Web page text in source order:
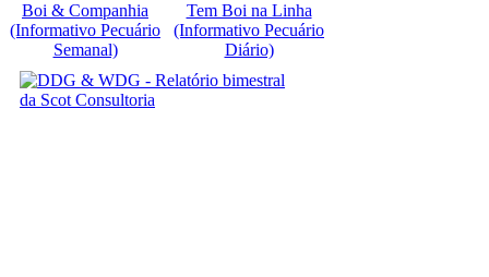
Boi & Companhia
(Informativo Pecuário
Semanal)
Tem Boi na Linha
(Informativo Pecuário
Diário)